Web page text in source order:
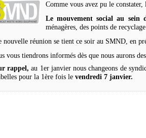
Comme vous avez pu le
Le mouvement social au
ménagères, des points de
nouvelle réunion se tient ce soir au SMND, en
vous tiendrons informés dès que nous aurons
rappel, au 1er janvier nous changeons de
pour la 1ère fois le vendredi 7 janvier.